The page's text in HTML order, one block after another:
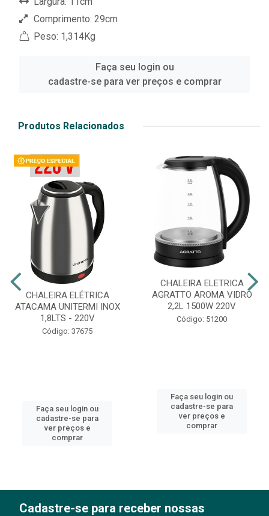
Comprimento: 29cm
Peso: 1,314Kg
Faça seu login ou
cadastre-se para ver preços e comprar
Produtos Relacionados
CHALEIRA ELÉTRICA
ATACAMA UNITERMI INOX
1,8LTS - 220V
Código: 37675
Faça seu login ou
cadastre-se para
ver preços e
comprar
CHALEIRA ELETRICA
AGRATTO AROMA VIDRO
2,2L 1500W 220V
Código: 51200
Faça seu login ou
cadastre-se para
ver preços e
comprar
Cadastre-se para receber nossas